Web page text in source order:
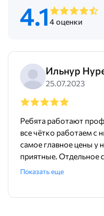
4.1 4 оценки
Ильнур
25.07.2023
Ребята работают
все чётко работаем с
самое главное цены у
приятные. Отдельное
менеджеру Родиону!
Показать еще